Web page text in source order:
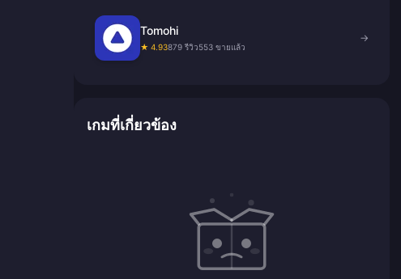
Tomohi
★ 4.93879 รีวิว553 ขายแล้ว
→
เกมที่เกี่ยวข้อง